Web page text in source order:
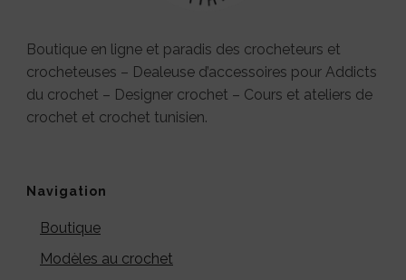
Boutique en ligne et paradis des crocheteurs et
crocheteuses – Dealeuse d’accessoires pour Addicts
du crochet – Designer crochet – Cours et ateliers de
crochet et crochet tunisien.
Navigation
Boutique
Modèles au crochet